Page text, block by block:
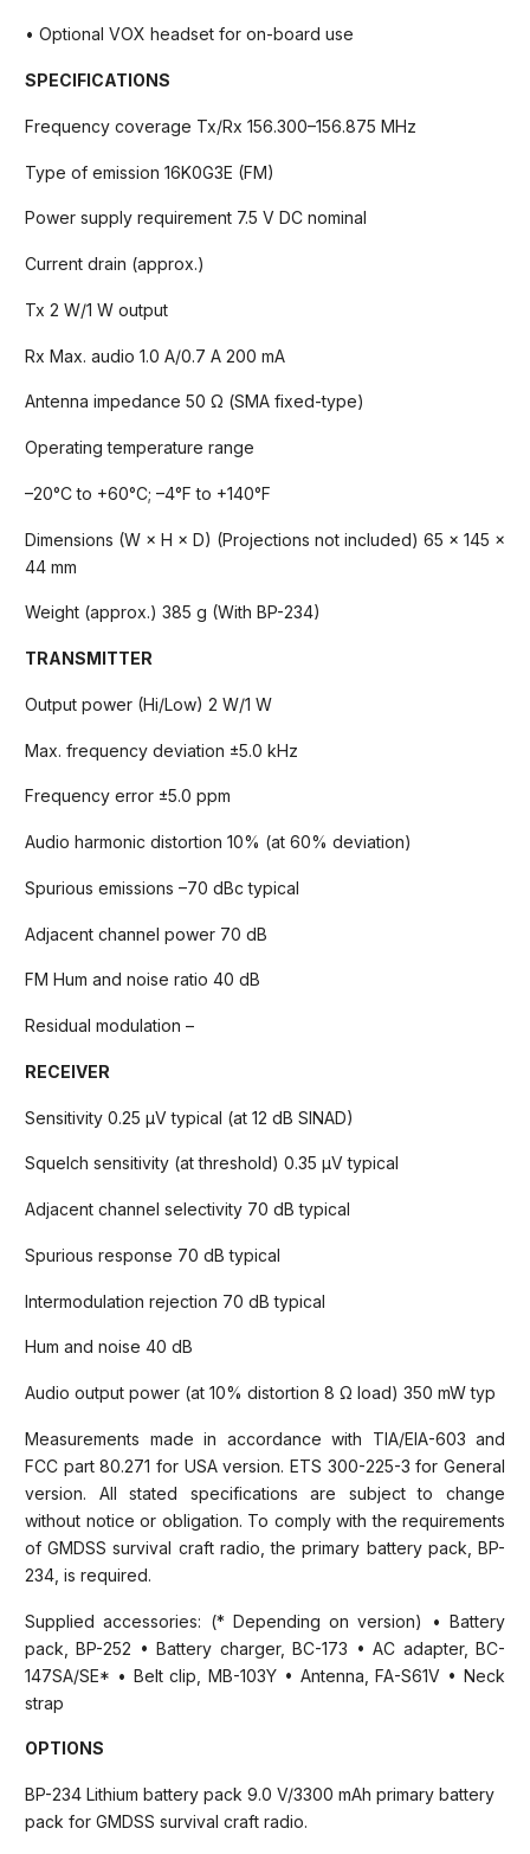
• Optional VOX headset for on-board use
SPECIFICATIONS
Frequency coverage Tx/Rx 156.300–156.875 MHz
Type of emission 16K0G3E (FM)
Power supply requirement 7.5 V DC nominal
Current drain (approx.)
Tx 2 W/1 W output
Rx Max. audio 1.0 A/0.7 A 200 mA
Antenna impedance 50 Ω (SMA fixed-type)
Operating temperature range
–20°C to +60°C; –4°F to +140°F
Dimensions (W × H × D) (Projections not included) 65 × 145 ×
44 mm
Weight (approx.) 385 g (With BP-234)
TRANSMITTER
Output power (Hi/Low) 2 W/1 W
Max. frequency deviation ±5.0 kHz
Frequency error ±5.0 ppm
Audio harmonic distortion 10% (at 60% deviation)
Spurious emissions –70 dBc typical
Adjacent channel power 70 dB
FM Hum and noise ratio 40 dB
Residual modulation –
RECEIVER
Sensitivity 0.25 µV typical (at 12 dB SINAD)
Squelch sensitivity (at threshold) 0.35 µV typical
Adjacent channel selectivity 70 dB typical
Spurious response 70 dB typical
Intermodulation rejection 70 dB typical
Hum and noise 40 dB
Audio output power (at 10% distortion 8 Ω load) 350 mW typ
Measurements made in accordance with TIA/EIA-603 and
FCC part 80.271 for USA version. ETS 300-225-3 for General
version. All stated specifications are subject to change
without notice or obligation. To comply with the requirements
of GMDSS survival craft radio, the primary battery pack, BP-
234, is required.
Supplied accessories: (* Depending on version) • Battery
pack, BP-252 • Battery charger, BC-173 • AC adapter, BC-
147SA/SE* • Belt clip, MB-103Y • Antenna, FA-S61V • Neck
strap
OPTIONS
BP-234 Lithium battery pack 9.0 V/3300 mAh primary battery
pack for GMDSS survival craft radio.